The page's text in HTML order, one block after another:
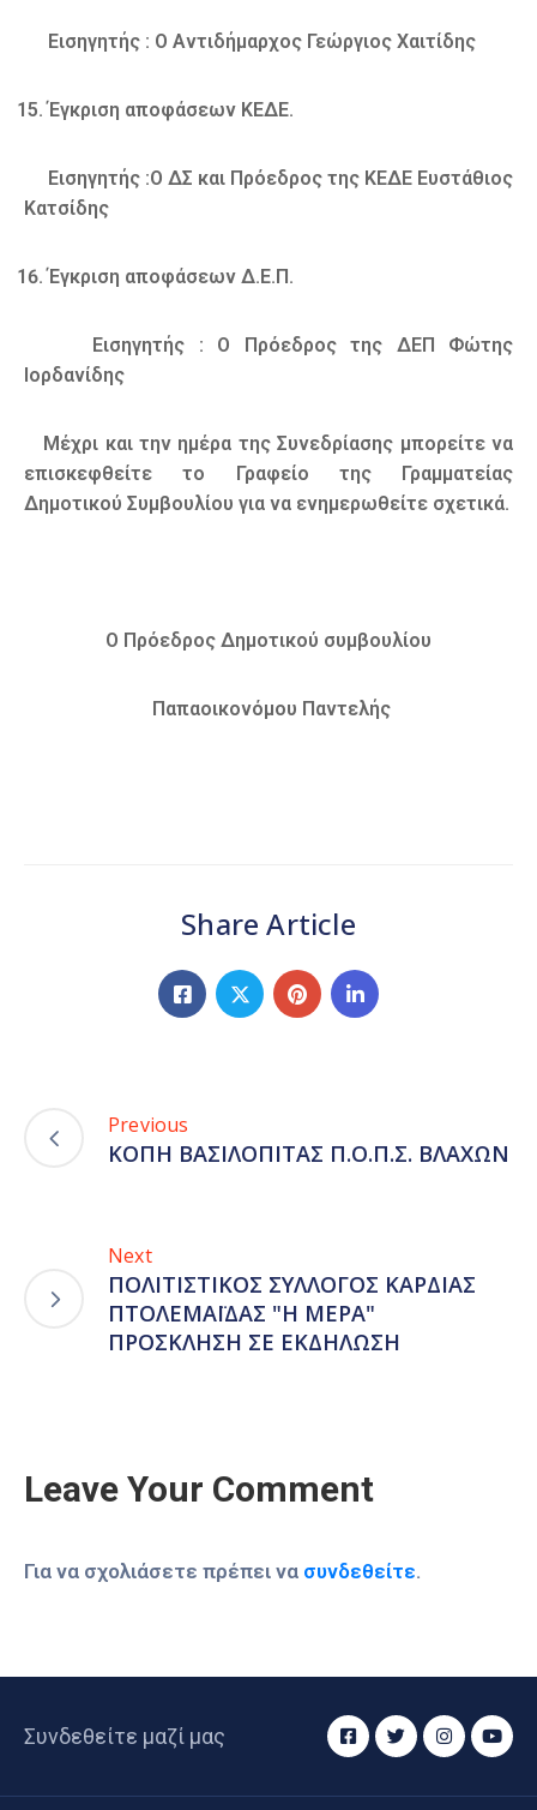
Εισηγητής : Ο Αντιδήμαρχος Γεώργιος Χαιτίδης
Έγκριση αποφάσεων ΚΕΔΕ.
Εισηγητής :Ο ΔΣ και Πρόεδρος της ΚΕΔΕ Ευστάθιος
Κατσίδης
Έγκριση αποφάσεων Δ.Ε.Π.
Εισηγητής : Ο Πρόεδρος της ΔΕΠ Φώτης
Ιορδανίδης
Μέχρι και την ημέρα της Συνεδρίασης μπορείτε να
επισκεφθείτε το Γραφείο της Γραμματείας
Δημοτικού Συμβουλίου για να ενημερωθείτε σχετικά.
O Πρόεδρος Δημοτικού συμβουλίου
Παπαοικονόμου Παντελής
Share Article
Previous
ΚΟΠΗ ΒΑΣΙΛΟΠΙΤΑΣ Π.Ο.Π.Σ. ΒΛΑΧΩΝ
Next
ΠΟΛΙΤΙΣΤΙΚΟΣ ΣΥΛΛΟΓΟΣ ΚΑΡΔΙΑΣ
ΠΤΟΛΕΜΑΪΔΑΣ "Η ΜΕΡΑ"
ΠΡΟΣΚΛΗΣΗ ΣΕ ΕΚΔΗΛΩΣΗ
Leave Your Comment
Για να σχολιάσετε πρέπει να συνδεθείτε.
Συνδεθείτε μαζί μας